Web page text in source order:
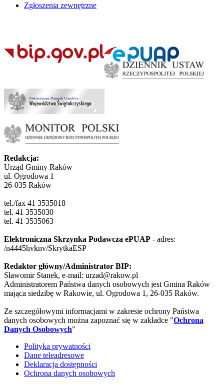
Zgłoszenia zewnętrzne
Redakcja:
Urząd Gminy Raków
ul. Ogrodowa 1
26-035 Raków
tel./fax 41 3535018
tel. 41 3535030
tel. 41 3535063
Elektroniczna Skrzynka Podawcza ePUAP - adres:
/n4445hvknv/SkrytkaESP
Redaktor główny/Administrator BIP:
Sławomir Stanek, e-mail: urzad@rakow.pl
Administratorem Państwa danych osobowych jest Gmina Raków
mająca siedzibę w Rakowie, ul. Ogrodowa 1, 26-035 Raków.
Ze szczegółowymi informacjami w zakresie ochrony Państwa
danych osobowych można zapoznać się w zakładce "Ochrona
Danych Osobowych"
Polityka prywatności
Dane teleadresowe
Deklaracja dostępności
Ochrona danych osobowych